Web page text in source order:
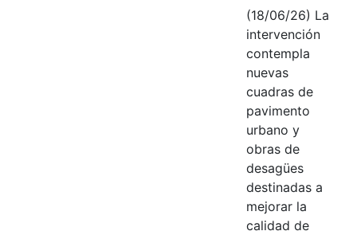
(18/06/26) La
intervención
contempla
nuevas
cuadras de
pavimento
urbano y
obras de
desagües
destinadas a
mejorar la
calidad de